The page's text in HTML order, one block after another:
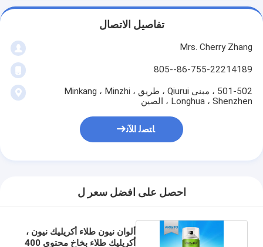
تفاصيل الاتصال
Mrs. Cherry Zhang
86-755-22214189--805
501-502 ، مبنى Qiurui ، طريق Minkang ، Minzhi ،
Longhua ، Shenzhen ، الصين
ﺎﺘﺼﻟ ﺍﻶﻧ
احصل على افضل سعر ل
ألوان نيون طلاء أكريليك نيون ،
أكريليك طلاء بخاخ محتوى 400